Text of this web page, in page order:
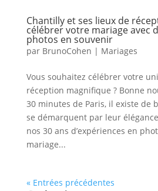
Chantilly et ses lieux de
célébrer votre mariage avec
photos en souvenir
par BrunoCohen | Mariages
Vous souhaitez célébrer votre
réception magnifique ? Bonne
30 minutes de Paris, il existe de
se démarquent par leur
nos 30 ans d’expériences en
mariage...
« Entrées précédentes